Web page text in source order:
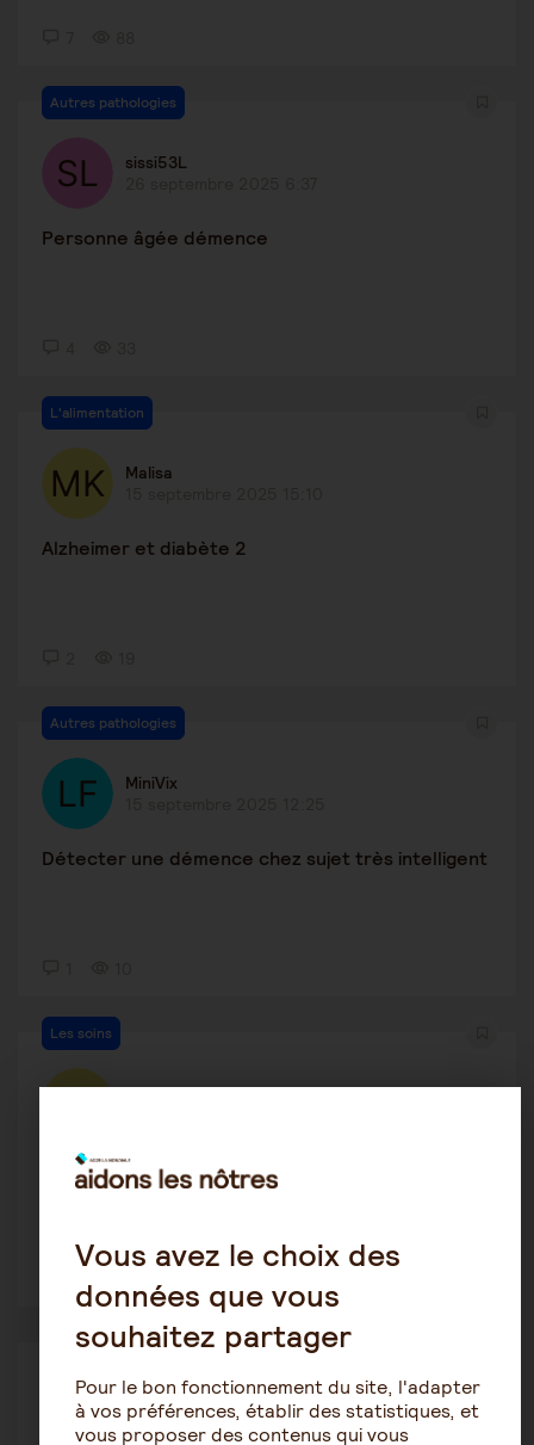
Autres pathologies
sissi53L
Personne âgée démence
L'alimentation
Malisa
Alzheimer et diabète 2
Autres pathologies
MiniVix
Détecter une démence chez sujet très intelligent
Les soins
Gabrielg
Je crois que ma mère est paranoïaque.
L'alimentation
Luluna
13 septembre 2025 14:06
Vous avez le choix des
données que vous
souhaitez partager
Pour le bon fonctionnement du site, l'adapter
à vos préférences, établir des statistiques, et
vous proposer des contenus qui vous